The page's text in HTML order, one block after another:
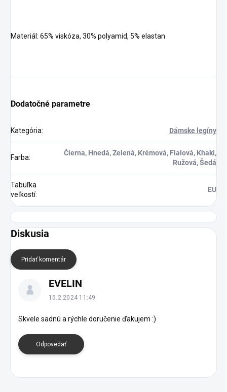
Materiál: 65% viskóza, 30% polyamid, 5% elastan
Dodatočné parametre
Kategória: Dámske legíny
Farba:
Čierna, Hnedá, Zelená, Krémová, Fialová, Khaki,
Ružová, Šedá
Tabuľka
veľkostí:
EU
Diskusia
Pridať komentár
u
EVELIN
15.2.2024 11:49
Skvele sadnú a rýchle doručenie ďakujem :)
Odpovedať